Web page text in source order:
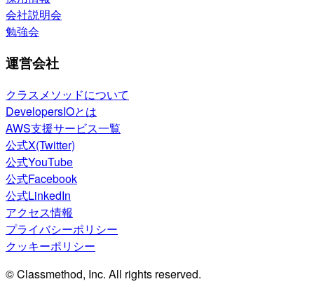
会社説明会
勉強会
運営会社
クラスメソッドについて
DevelopersIOとは
AWS支援サービス一覧
公式X(Twitter)
公式YouTube
公式Facebook
公式LinkedIn
アクセス情報
プライバシーポリシー
クッキーポリシー
© Classmethod, Inc. All rights reserved.